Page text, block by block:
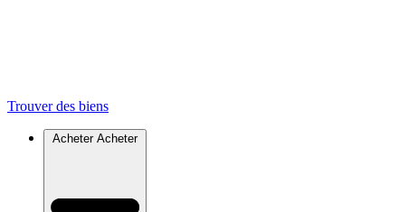
Trouver des biens
Acheter Acheter